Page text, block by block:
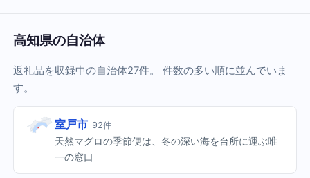
高知県の自治体
返礼品を収録中の自治体27件。 件数の多い順に並んでいま
す。
室戸市 92件
天然マグロの季節便は、冬の深い海を台所に運ぶ唯
一の窓口